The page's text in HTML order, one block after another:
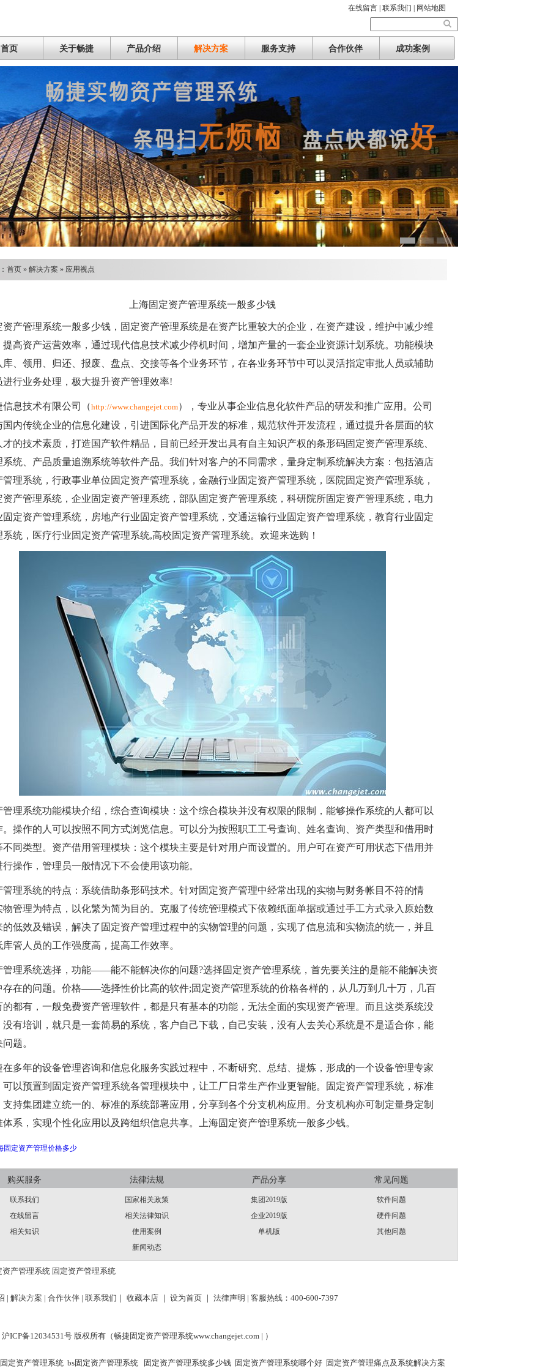
在线留言 | 联系我们 | 网站地图
首页 关于畅捷 产品介绍 解决方案 服务支持 合作伙伴 成功案例
首页 » 解决方案 » 应用视点
上海固定资产管理系统一般多少钱
资产管理系统一般多少钱，固定资产管理系统是在资产比重较大的企业，在资产建设，维护中减少维
提高资产运营效率，通过现代信息技术减少停机时间，增加产量的一套企业资源计划系统。功能模块
库、领用、归还、报废、盘点、交接等各个业务环节，在各业务环节中可以灵活指定审批人员或辅助
进行业务处理，极大提升资产管理效率!
信息技术有限公司（http://www.changejet.com），专业从事企业信息化软件产品的研发和推广应用。公司
国内传统企业的信息化建设，引进国际化产品开发的标准，规范软件开发流程，通过提升各层面的软
才的技术素质，打造国产软件精品，目前已经开发出具有自主知识产权的条形码固定资产管理系统、
系统、产品质量追溯系统等软件产品。我们针对客户的不同需求，量身定制系统解决方案：包括酒店
管理系统，行政事业单位固定资产管理系统，金融行业固定资产管理系统，医院固定资产管理系统，
资产管理系统，企业固定资产管理系统，部队固定资产管理系统，科研院所固定资产管理系统，电力
固定资产管理系统，房地产行业固定资产管理系统，交通运输行业固定资产管理系统，教育行业固定
系统，医疗行业固定资产管理系统,高校固定资产管理系统。欢迎来选购！
管理系统功能模块介绍，综合查询模块：这个综合模块并没有权限的限制，能够操作系统的人都可以
。操作的人可以按照不同方式浏览信息。可以分为按照职工工号查询、姓名查询、资产类型和借用时
不同类型。资产借用管理模块：这个模块主要是针对用户而设置的。用户可在资产可用状态下借用并
操作，管理员一般情况下不会使用该功能。
管理系统的特点：系统借助条形码技术。针对固定资产管理中经常出现的实物与财务帐目不符的情
物管理为特点，以化繁为简为目的。克服了传统管理模式下依赖纸面单据或通过手工方式录入原始数
的低效及错误，解决了固定资产管理过程中的实物管理的问题，实现了信息流和实物流的统一，并且
管人员的工作强度高，提高工作效率。
管理系统选择，功能——能不能解决你的问题?选择固定资产管理系统，首先要关注的是能不能解决资
存在的问题。价格——选择性价比高的软件;固定资产管理系统的价格各样的，从几万到几十万，几百
的都有，一般免费资产管理软件，都是只有基本的功能，无法全面的实现资产管理。而且这类系统没
没有培训，就只是一套简易的系统，客户自己下载，自己安装，没有人去关心系统是不是适合你，能
题。
在多年的设备管理咨询和信息化服务实践过程中，不断研究、总结、提炼，形成的一个设备管理专家
可以预置到固定资产管理系统各管理模块中，让工厂日常生产作业更智能。固定资产管理系统，标准
支持集团建立统一的、标准的系统部署应用，分享到各个分支机构应用。分支机构亦可制定量身定制
体系，实现个性化应用以及跨组织信息共享。上海固定资产管理系统一般多少钱。
固定资产管理价格多少
购买服务
联系我们
在线留言
相关知识
法律法规
国家相关政策
相关法律知识
使用案例
新闻动态
产品分享
集团2019版
企业2019版
单机版
常见问题
软件问题
硬件问题
其他问题
资产管理系统 固定资产管理系统
| 解决方案 | 合作伙伴 | 联系我们｜ 收藏本店 ｜ 设为首页 ｜ 法律声明 | 客服热线：400-600-7397
沪ICP备12034531号 版权所有（畅捷固定资产管理系统www.changejet.com | ）
定资产管理系统 bs固定资产管理系统 固定资产管理系统多少钱 固定资产管理系统哪个好 固定资产管理痛点及系统解决方案